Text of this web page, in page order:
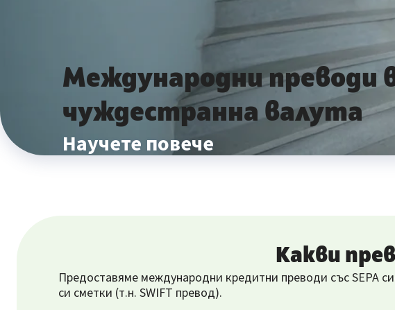
Международни преводи
чуждестранна валута
Научете повече
Какви
Предоставяме международни кредитни преводи със SEPA
си сметки (т.н. SWIFT превод).